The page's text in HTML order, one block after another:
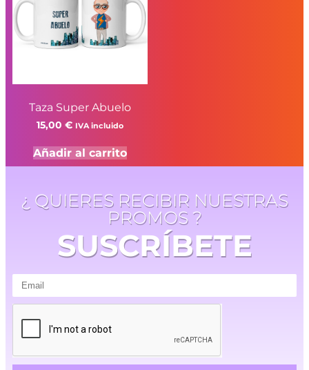
Taza Super Abuelo
15,00 € IVA incluido
Añadir al carrito
¿ QUIERES RECIBIR NUESTRAS
PROMOS ?
SUSCRÍBETE